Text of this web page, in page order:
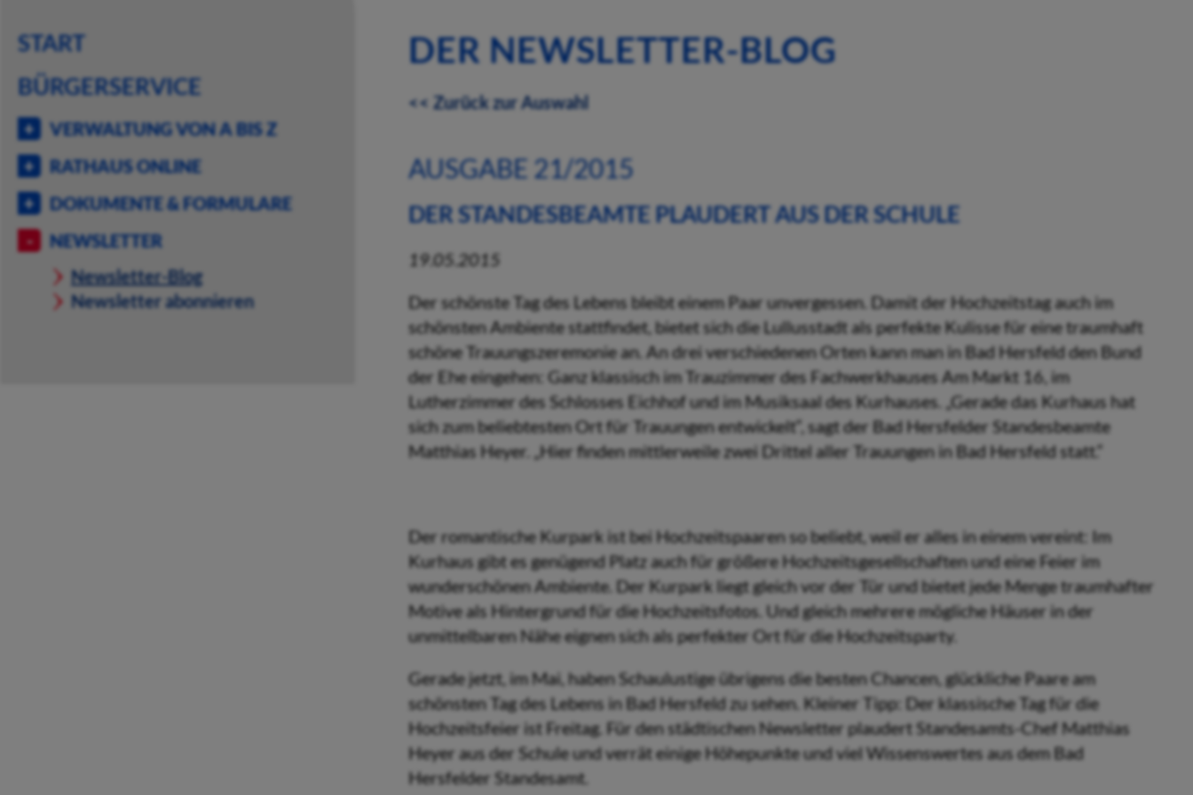
START
BÜRGERSERVICE
VERWALTUNG VON A BIS Z
RATHAUS ONLINE
DOKUMENTE & FORMULARE
NEWSLETTER
Newsletter-Blog
Newsletter abonnieren
DER NEWSLETTER-BLOG
<< Zurück zur Auswahl
AUSGABE 21/2015
DER STANDESBEAMTE PLAUDERT AUS DER SCHULE
19.05.2015
Der schönste Tag des Lebens bleibt einem Paar unvergessen. Damit der Hochzeitstag auch im
schönsten Ambiente stattfindet, bietet sich die Lullusstadt als perfekte Kulisse für eine traumhaft
schöne Trauungszeremonie an. An drei verschiedenen Orten kann man in Bad Hersfeld den Bund
der Ehe eingehen: Ganz klassisch im Trauzimmer des Fachwerkhauses Am Markt 16, im
Lutherzimmer des Schlosses Eichhof und im Musiksaal des Kurhauses. „Gerade das Kurhaus hat
sich zum beliebtesten Ort für Trauungen entwickelt“, sagt der Bad Hersfelder Standesbeamte
Matthias Heyer. „Hier finden mittlerweile zwei Drittel aller Trauungen in Bad Hersfeld statt.“
Der romantische Kurpark ist bei Hochzeitspaaren so beliebt, weil er alles in einem vereint: Im
Kurhaus gibt es genügend Platz auch für größere Hochzeitsgesellschaften und eine Feier im
wunderschönen Ambiente. Der Kurpark liegt gleich vor der Tür und bietet jede Menge traumhafter
Motive als Hintergrund für die Hochzeitsfotos. Und gleich mehrere mögliche Häuser in der
unmittelbaren Nähe eignen sich als perfekter Ort für die Hochzeitsparty.
Gerade jetzt, im Mai, haben Schaulustige übrigens die besten Chancen, glückliche Paare am
schönsten Tag des Lebens in Bad Hersfeld zu sehen. Kleiner Tipp: Der klassische Tag für die
Hochzeitsfeier ist Freitag. Für den städtischen Newsletter plaudert Standesamts-Chef Matthias
Heyer aus der Schule und verrät einige Höhepunkte und viel Wissenswertes aus dem Bad
Hersfelder Standesamt.